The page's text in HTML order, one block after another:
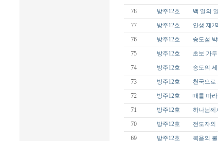
78 방주12호 백 일의
77 방주12호 인생 제2
76 방주12호 송도섬
75 방주12호 초보 가
74 방주12호 송도의
73 방주12호 천국으로
72 방주12호 때를 따
71 방주12호 하나님께
70 방주12호 전도자의
69 방주12호 복음의